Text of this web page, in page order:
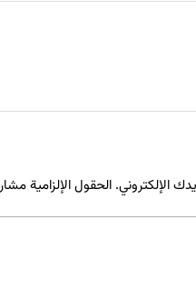
الإلكتروني. الحقول الإلزامية مشار